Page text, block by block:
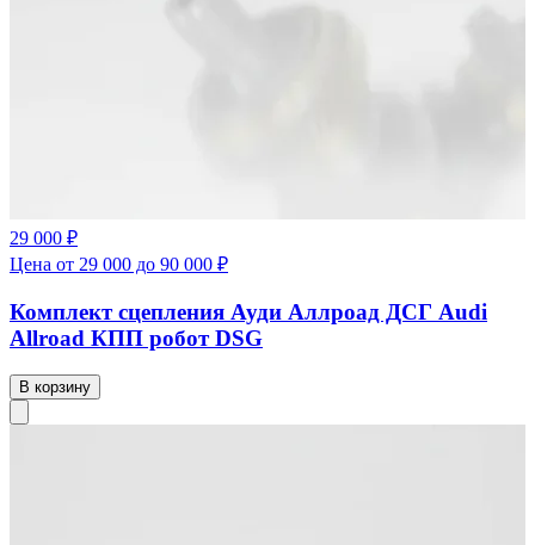
29 000 ₽
Цена от 29 000 до 90 000 ₽
Комплект сцепления Ауди Аллроад ДСГ Audi
Allroad КПП робот DSG
В корзину